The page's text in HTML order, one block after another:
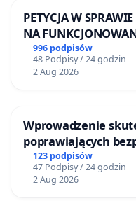
PETYCJA W
NA
BEZDOMNYCH
996 podpisów
48 Podpisy / 24 godzin
2 Aug 2026
Wprowadzenie
poprawiających
Żeromskiego w
123 podpisów
47 Podpisy / 24 godzin
2 Aug 2026